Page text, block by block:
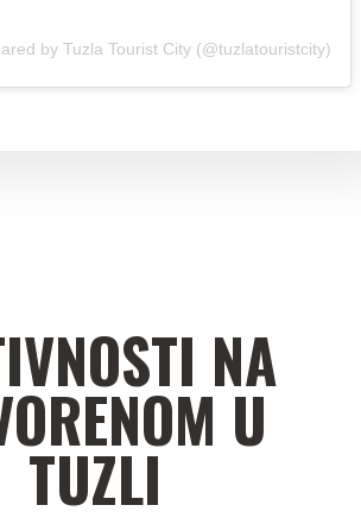
by Tuzla Tourist City (@tuzlatouristcity)
NA
U
TUZLI